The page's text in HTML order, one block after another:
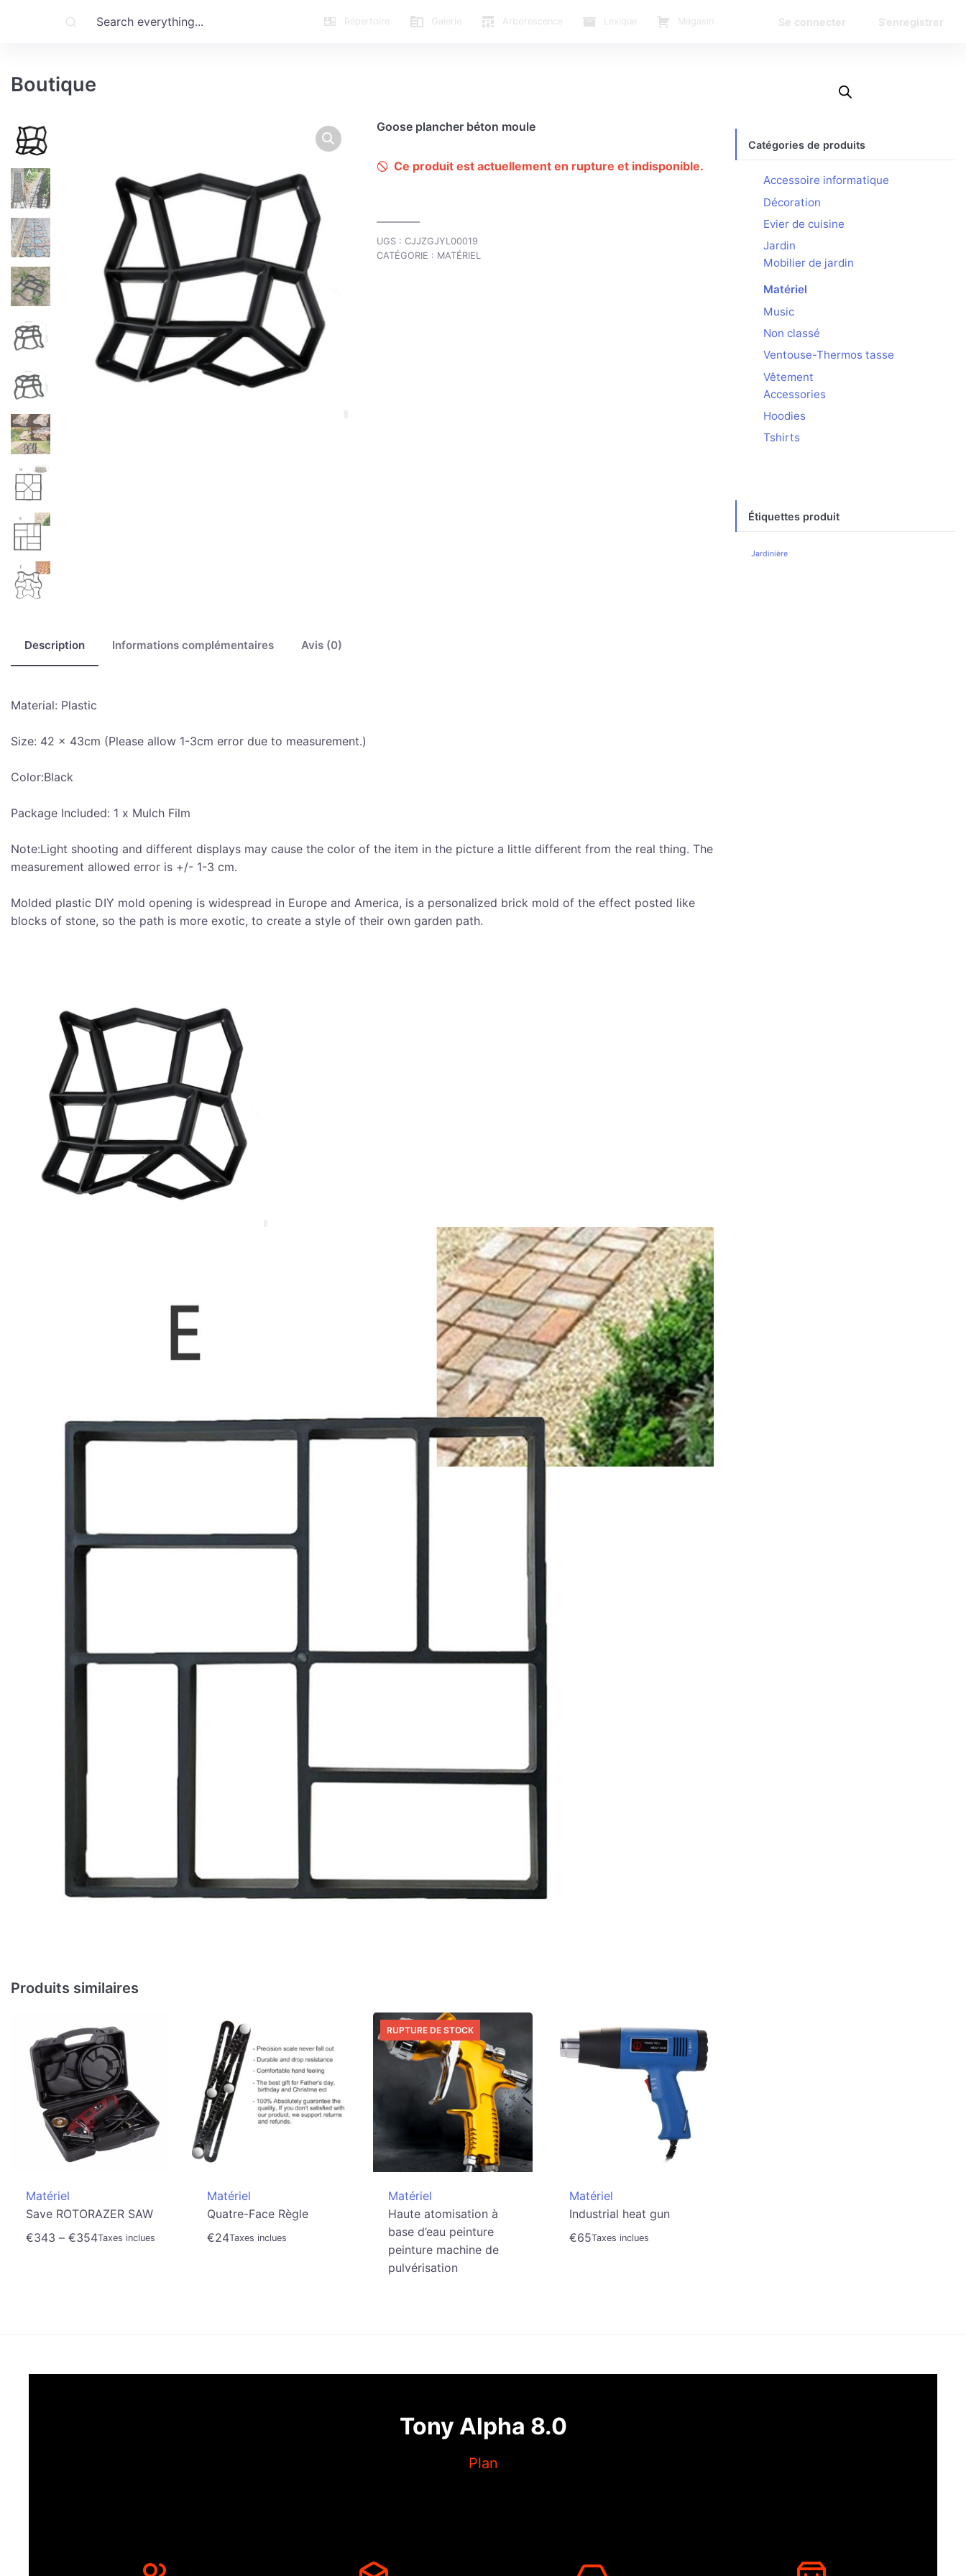
Répertoire Galerie Arborescence Lexique Magasin Se connecter S’enregistrer
Boutique
Goose plancher béton moule
Ce produit est actuellement en rupture et indisponible.
UGS : CJJZGJYL00019
CATÉGORIE : MATÉRIEL
Description Informations complémentaires Avis (0)
Material: Plastic
Size: 42 x 43cm (Please allow 1-3cm error due to measurement.)
Color:Black
Package Included: 1 x Mulch Film
Note:Light shooting and different displays may cause the color of the item in the picture a little different from the real thing. The
measurement allowed error is +/- 1-3 cm.
Molded plastic DIY mold opening is widespread in Europe and America, is a personalized brick mold of the effect posted like
blocks of stone, so the path is more exotic, to create a style of their own garden path.
Produits similaires
Matériel
Save ROTORAZER SAW
€343 – €354Taxes inclues
Matériel
Quatre-Face Règle
€24Taxes inclues
RUPTURE DE STOCK
Matériel
Haute atomisation à
base d’eau peinture
peinture machine de
pulvérisation
Matériel
Industrial heat gun
€65Taxes inclues
Catégories de produits
Accessoire informatique
Décoration
Evier de cuisine
Jardin
Mobilier de jardin
Matériel
Music
Non classé
Ventouse-Thermos tasse
Vêtement
Accessories
Hoodies
Tshirts
Étiquettes produit
Jardinière
Tony Alpha 8.0
Plan